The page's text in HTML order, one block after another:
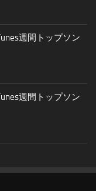
週間トップソン
週間トップソン